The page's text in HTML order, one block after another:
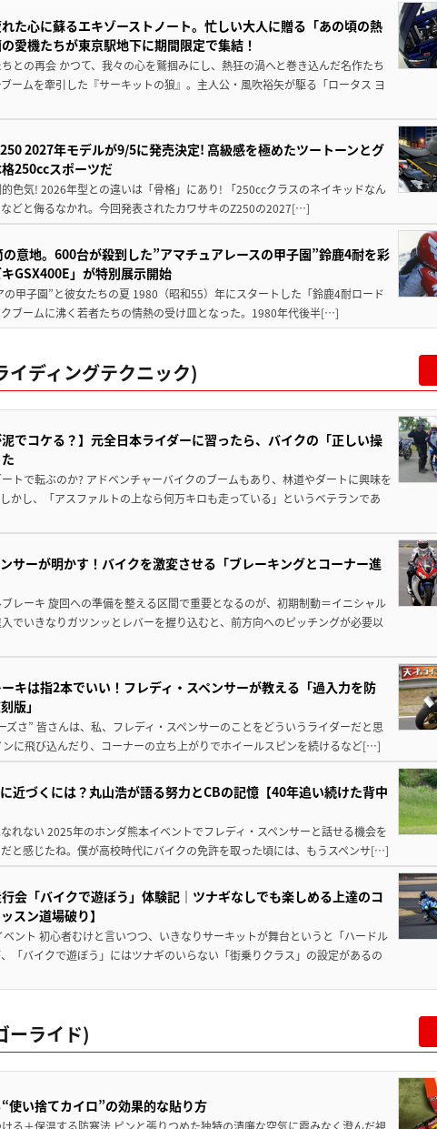
た心に蘇るエキゾーストノート。忙しい大人に贈る「あの頃の熱
愛機たちが東京駅地下に期間限定で集結！
との再会 かつて、我々の心を鷲掴みにし、熱狂の渦へと巻き込んだ名作たち
ームを牽引した『サーキットの狼』。主人公・風吹裕矢が駆る「ロータス ヨ
2027年モデルが9/5に発売決定! 高級感を極めたツートーンとグ
250ccスポーツだ
色気! 2026年型との違いは「骨格」にあり! 「250ccクラスのネイキッドなん
どと侮るなかれ。今回発表されたカワサキのZ250の2027[…]
意地。600台が殺到した”アマチュアレースの甲子園”鈴鹿4耐を彩
GSX400E」が特別展示開始
甲子園”と彼女たちの夏 1980（昭和55）年にスタートした「鈴鹿4耐ロード
ブームに沸く若者たちの情熱の受け皿となった。1980年代後半[…]
イディングテクニック)
泥でコケる？】元全日本ライダーに習ったら、バイクの「正しい操
トで転ぶのか? アドベンチャーバイクのブームもあり、林道やダートに興味を
かし、「アスファルトの上なら何万キロも走っている」というベテランであ
サーが明かす！バイクを激変させる「ブレーキングとコーナー進
レーキ 旋回への準備を整える区間で重要となるのが、初期制動＝イニシャル
でいきなりガツンッとレバーを握り込むと、前方向へのピッチングが必要以
ーキは指2本でいい！フレディ・スペンサーが教える「過入力を防
版」
ズさ” 皆さんは、私、フレディ・スペンサーのことをどういうライダーだと思
ンに飛び込んだり、コーナーの立ち上がりでホイールスピンを続けるなど[…]
近づくには？丸山浩が語る努力とCBの記憶【40年追い続けた背中
れない 2025年のホンダ熊本イベントでフレディ・スペンサーと話せる機会を
と感じたね。僕が高校時代にバイクの免許を取った頃には、もうスペンサ[…]
会「バイクで遊ぼう」体験記｜ツナギなしでも楽しめる上達のコ
スン道場破り】
ント 初心者むけと言いつつ、いきなりサーキットが舞台というと「ハードル
「バイクで遊ぼう」にはツナギのいらない「街乗りクラス」の設定があるの
ーライド)
使い捨てカイロ”の効果的な貼り方
る＋保温する防寒法 ピンと張りつめた独特の清廉な空気に霞みなく澄んだ視